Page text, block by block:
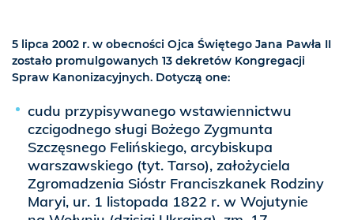
5 lipca 2002 r. w obecności Ojca Świętego Jana Pawła II
zostało promulgowanych 13 dekretów Kongregacji
Spraw Kanonizacyjnych. Dotyczą one:
cudu przypisywanego wstawiennictwu
czcigodnego sługi Bożego Zygmunta
Szczęsnego Felińskiego, arcybiskupa
warszawskiego (tyt. Tarso), założyciela
Zgromadzenia Sióstr Franciszkanek Rodziny
Maryi, ur. 1 listopada 1822 r. w Wojutynie